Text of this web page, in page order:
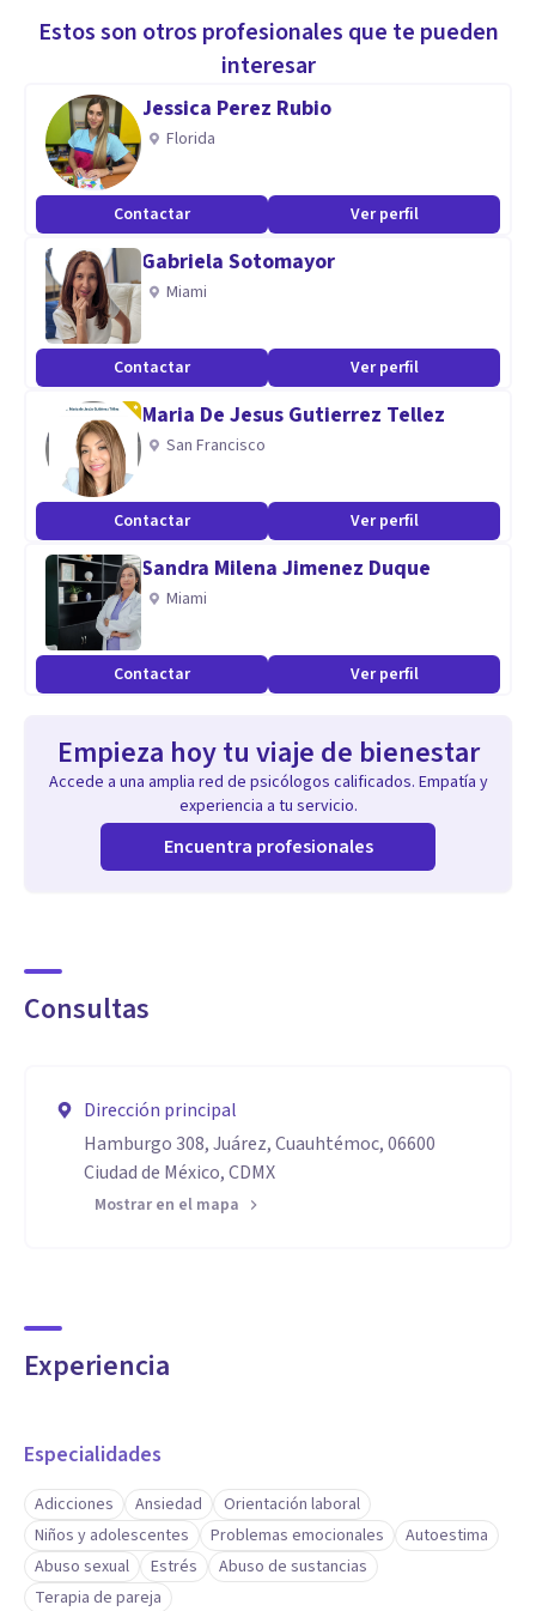
sientan escuchados, respetados y comprendidos.
Mis habilidades terapéuticas se basan en una combinación
de enfoques y técnicas probadas, adaptadas a las
necesidades individuales de cada paciente. Trabajaré
estrechamente contigo para ayudarte a identificar las
soluciones a tus problemas emocionales y proporcionarte
las herramientas necesarias para gestionar y superar estos
desafíos.
Estos son otros profesionales que te pueden
interesar
Jessica Perez Rubio
Florida
Contactar Ver perfil
Gabriela Sotomayor
Miami
Contactar Ver perfil
Maria De Jesus Gutierrez Tellez
San Francisco
Contactar Ver perfil
Sandra Milena Jimenez Duque
Miami
Contactar Ver perfil
Empieza hoy tu viaje de bienestar
Accede a una amplia red de psicólogos calificados. Empatía y
experiencia a tu servicio.
Encuentra profesionales
Consultas
Dirección principal
Hamburgo 308, Juárez, Cuauhtémoc, 06600
Ciudad de México, CDMX
Mostrar en el mapa
Experiencia
Especialidades
Adicciones Ansiedad
Orientación laboral
Niños y adolescentes
Problemas emocionales
Autoestima
Abuso sexual
Estrés
Abuso de sustancias
Terapia de pareja